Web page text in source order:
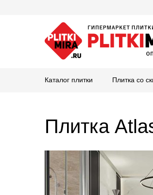
Каталог плитки Плитка со
Плитка